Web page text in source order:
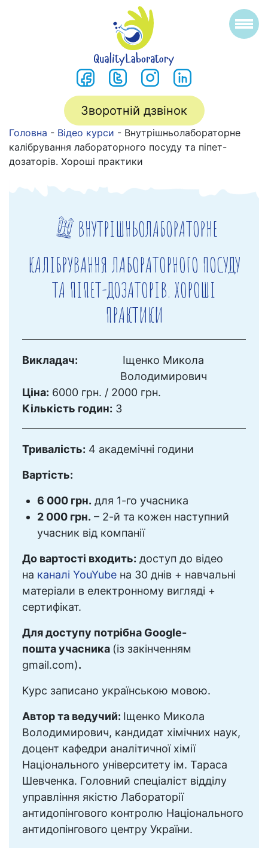
Зворотній дзвінок
Головна - Відео курси - Внутрішньолабораторне
калібрування лабораторного посуду та піпет-
дозаторів. Хороші практики
ВНУТРІШНЬОЛАБОРАТОРНЕ
КАЛІБРУВАННЯ ЛАБОРАТОРНОГО ПОСУДУ
ТА ПІПЕТ-ДОЗАТОРІВ. ХОРОШІ
ПРАКТИКИ
Викладач:
Іщенко Микола
Володимирович
Ціна: 6000 грн. / 2000 грн.
Кількість годин: 3
Тривалість: 4 академічні години
Вартість:
6 000 грн. для 1-го учасника
2 000 грн. – 2-й та кожен наступний
учасник від компанії
До вартості входить: доступ до відео
на каналі YouYube на 30 днів + навчальні
матеріали в електронному вигляді +
сертифікат.
Для доступу потрібна Google-
пошта учасника (із закінченням
gmail.com).
Курс записано українською мовою.
Автор та ведучий: Іщенко Микола
Володимирович, кандидат хімічних наук,
доцент кафедри аналітичної хімії
Національного університету ім. Тараса
Шевченка. Головний спеціаліст відділу
управління якістю Лабораторії
антидопінгового контролю Національного
антидопінгового центру України.